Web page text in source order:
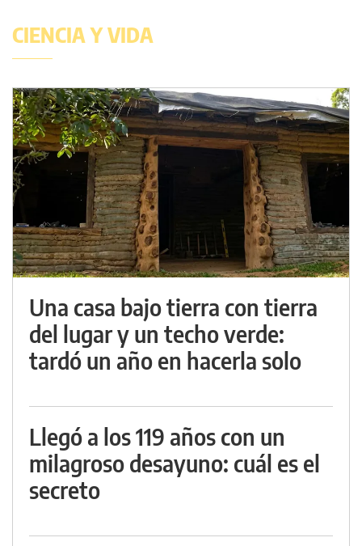
CIENCIA Y VIDA
Una casa bajo tierra con tierra
del lugar y un techo verde:
tardó un año en hacerla solo
Llegó a los 119 años con un
milagroso desayuno: cuál es el
secreto